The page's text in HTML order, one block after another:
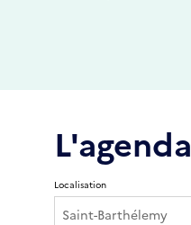
L'agenda
Localisation
Saint-Barthélemy